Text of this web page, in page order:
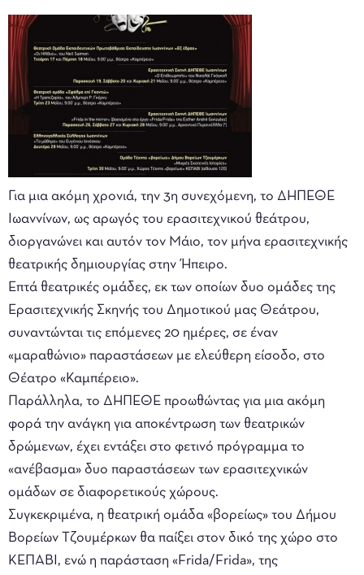
Για μια ακόμη χρονιά, την 3η συνεχόμενη, το ΔΗΠΕΘΕ
Ιωαννίνων, ως αρωγός του ερασιτεχνικού θεάτρου,
διοργανώνει και αυτόν τον Μάιο, τον μήνα ερασιτεχνικής
θεατρικής δημιουργίας στην Ήπειρο.
Επτά θεατρικές ομάδες, εκ των οποίων δυο ομάδες της
Ερασιτεχνικής Σκηνής του Δημοτικού μας Θεάτρου,
συναντώνται τις επόμενες 20 ημέρες, σε έναν
«μαραθώνιο» παραστάσεων με ελεύθερη είσοδο, στο
Θέατρο «Καμπέρειο».
Παράλληλα, το ΔΗΠΕΘΕ προωθώντας για μια ακόμη
φορά την ανάγκη για αποκέντρωση των θεατρικών
δρώμενων, έχει εντάξει στο φετινό πρόγραμμα το
«ανέβασμα» δυο παραστάσεων των ερασιτεχνικών
ομάδων σε διαφορετικούς χώρους.
Συγκεκριμένα, η θεατρική ομάδα «βορείως» του Δήμου
Βορείων Τζουμέρκων θα παίξει στον δικό της χώρο στο
ΚΕΠΑΒΙ, ενώ η παράσταση «Frida/Frida», της